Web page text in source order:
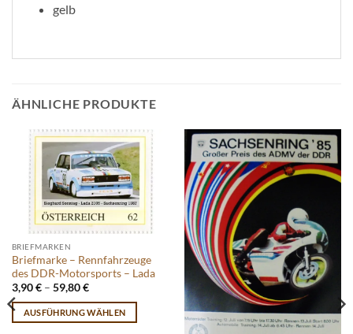
gelb
ÄHNLICHE PRODUKTE
BRIEFMARKEN
Briefmarke – Rennfahrzeuge
des DDR-Motorsports – Lada
3,90€– 59,80€
AUSFÜHRUNG WÄHLEN